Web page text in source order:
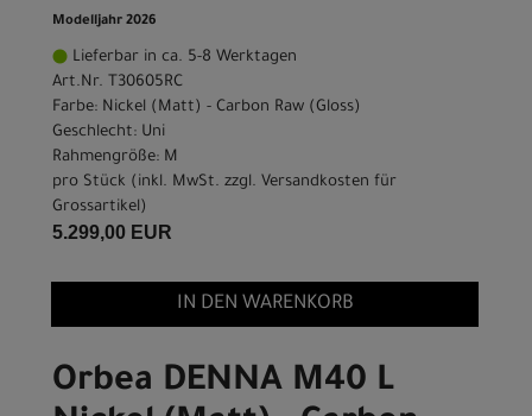
Modelljahr 2026
Lieferbar in ca. 5-8 Werktagen
Art.Nr. T30605RC
Farbe: Nickel (Matt) - Carbon Raw (Gloss)
Geschlecht: Uni
Rahmengröße: M
pro Stück (inkl. MwSt. zzgl. Versandkosten für
Grossartikel)
5.299,00 EUR
IN DEN WARENKORB
Orbea DENNA M40 L